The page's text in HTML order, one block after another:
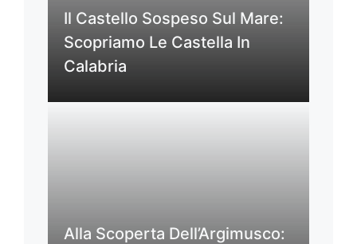
Il Castello Sospeso Sul Mare:
Scopriamo Le Castella In
Calabria
Alla Scoperta Dell’Argimusco: